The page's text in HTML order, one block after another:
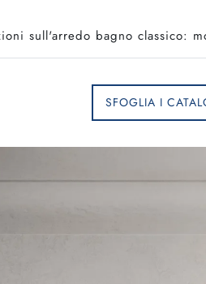
sull'arredo bagno classico:
SFOGLIA I